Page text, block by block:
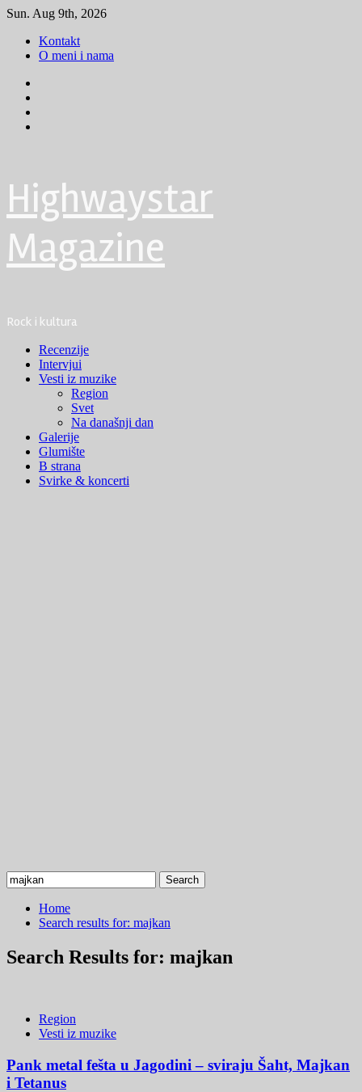
Skip
content
Sun. Aug 9th, 2026
Kontakt
O meni i nama
Highwaystar
Magazine
Rock i kultura
Primary
Menu
Recenzije
Intervjui
Vesti iz muzike
Region
Svet
Na današnji dan
Galerije
Glumište
B strana
Svirke & koncerti
Search
for:
Home
Search results for: majkan
Search Results for: majkan
Region
Vesti iz muzike
Pank metal fešta u Jagodini – sviraju Šaht, Majkan
i Tetanus